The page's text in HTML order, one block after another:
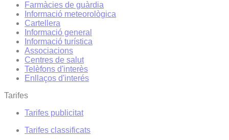
Farmàcies de guàrdia
Informació meteorològica
Cartellera
Informació general
Informació turística
Associacions
Centres de salut
Telèfons d'interès
Enllaços d'interés
Tarifes
Tarifes publicitat
Tarifes classificats